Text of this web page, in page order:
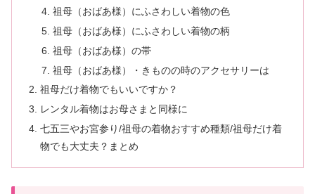
祖母（おばあ様）にふさわしい着物の色
祖母（おばあ様）にふさわしい着物の柄
祖母（おばあ様）の帯
祖母（おばあ様）・きものの時のアクセサリーは
祖母だけ着物でもいいですか？
レンタル着物はお母さまと同様に
七五三やお宮参り/祖母の着物おすすめ種類/祖母だけ着
物でも大丈夫？まとめ